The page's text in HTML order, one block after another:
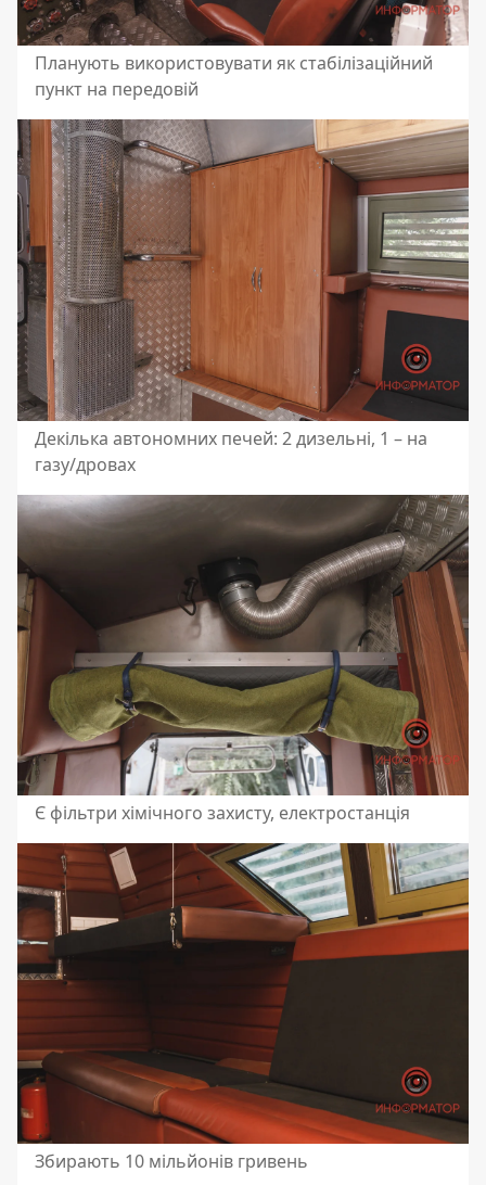
Планують використовувати як стабілізаційний
пункт на передовій
Декілька автономних печей: 2 дизельні, 1 – на
газу/дровах
Є фільтри хімічного захисту, електростанція
Збирають 10 мільйонів гривень